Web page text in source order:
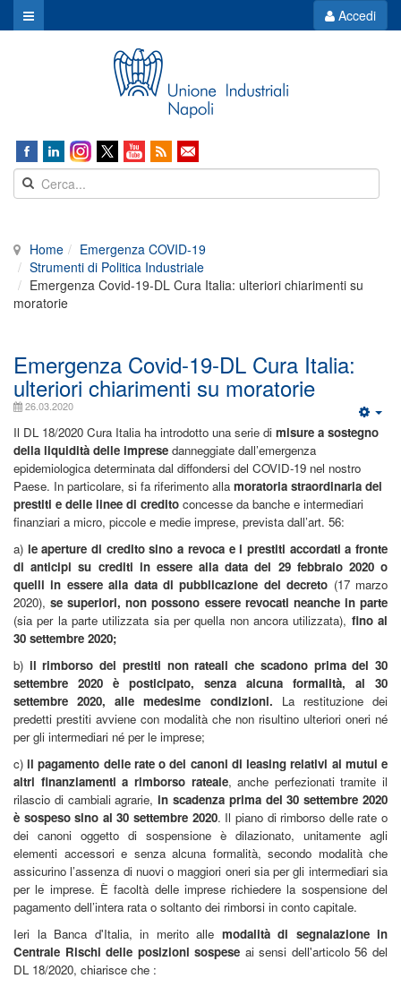
Accedi
Home
Emergenza COVID-19
Strumenti di Politica Industriale
Emergenza Covid-19-DL Cura Italia: ulteriori chiarimenti su
moratorie
Emergenza Covid-19-DL Cura Italia:
ulteriori chiarimenti su moratorie
26.03.2020
Il DL 18/2020 Cura Italia ha introdotto una serie di misure a sostegno
della liquidità delle imprese danneggiate dall’emergenza
epidemiologica determinata dal diffondersi del COVID-19 nel nostro
Paese. In particolare, si fa riferimento alla moratoria straordinaria dei
prestiti e delle linee di credito concesse da banche e intermediari
finanziari a micro, piccole e medie imprese, prevista dall’art. 56:
a) le aperture di credito sino a revoca e i prestiti accordati a fronte
di anticipi su crediti in essere alla data del 29 febbraio 2020 o
quelli in essere alla data di pubblicazione del decreto (17 marzo
2020), se superiori, non possono essere revocati neanche in parte
(sia per la parte utilizzata sia per quella non ancora utilizzata), fino al
30 settembre 2020;
b) il rimborso dei prestiti non rateali che scadono prima del 30
settembre 2020 è posticipato, senza alcuna formalità, al 30
settembre 2020, alle medesime condizioni. La restituzione dei
predetti prestiti avviene con modalità che non risultino ulteriori oneri né
per gli intermediari né per le imprese;
c) il pagamento delle rate o dei canoni di leasing relativi ai mutui e
altri finanziamenti a rimborso rateale, anche perfezionati tramite il
rilascio di cambiali agrarie, in scadenza prima del 30 settembre 2020
è sospeso sino al 30 settembre 2020. Il piano di rimborso delle rate o
dei canoni oggetto di sospensione è dilazionato, unitamente agli
elementi accessori e senza alcuna formalità, secondo modalità che
assicurino l’assenza di nuovi o maggiori oneri sia per gli intermediari sia
per le imprese. È facoltà delle imprese richiedere la sospensione del
pagamento dell’intera rata o soltanto dei rimborsi in conto capitale.
Ieri la Banca d'Italia, in merito alle modalità di segnalazione in
Centrale Rischi delle posizioni sospese ai sensi dell'articolo 56 del
DL 18/2020, chiarisce che :